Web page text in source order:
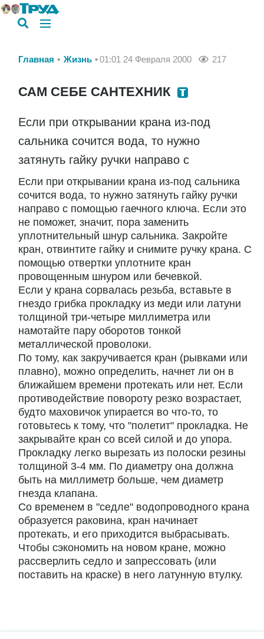
Главная Жизнь 01:01 24 Февраля 2000 217
САМ СЕБЕ САНТЕХНИК
Если при открывании крана из-под
сальника сочится вода, то нужно
затянуть гайку ручки направо с
Если при открывании крана из-под сальника
сочится вода, то нужно затянуть гайку ручки
направо с помощью гаечного ключа. Если это
не поможет, значит, пора заменить
уплотнительный шнур сальника. Закройте
кран, отвинтите гайку и снимите ручку крана. С
помощью отвертки уплотните кран
провощенным шнуром или бечевкой.
Если у крана сорвалась резьба, вставьте в
гнездо грибка прокладку из меди или латуни
толщиной три-четыре миллиметра или
намотайте пару оборотов тонкой
металлической проволоки.
По тому, как закручивается кран (рывками или
плавно), можно определить, начнет ли он в
ближайшем времени протекать или нет. Если
противодействие повороту резко возрастает,
будто маховичок упирается во что-то, то
готовьтесь к тому, что "полетит" прокладка. Не
закрывайте кран со всей силой и до упора.
Прокладку легко вырезать из полоски резины
толщиной 3-4 мм. По диаметру она должна
быть на миллиметр больше, чем диаметр
гнезда клапана.
Со временем в "седле" водопроводного крана
образуется раковина, кран начинает
протекать, и его приходится выбрасывать.
Чтобы сэкономить на новом кране, можно
рассверлить седло и запрессовать (или
поставить на краске) в него латунную втулку.